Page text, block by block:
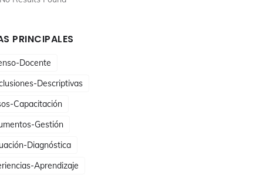
PRINCIPALES
Docente
Descriptivas
Capacitación
Gestión
Diagnóstica
Aprendizaje